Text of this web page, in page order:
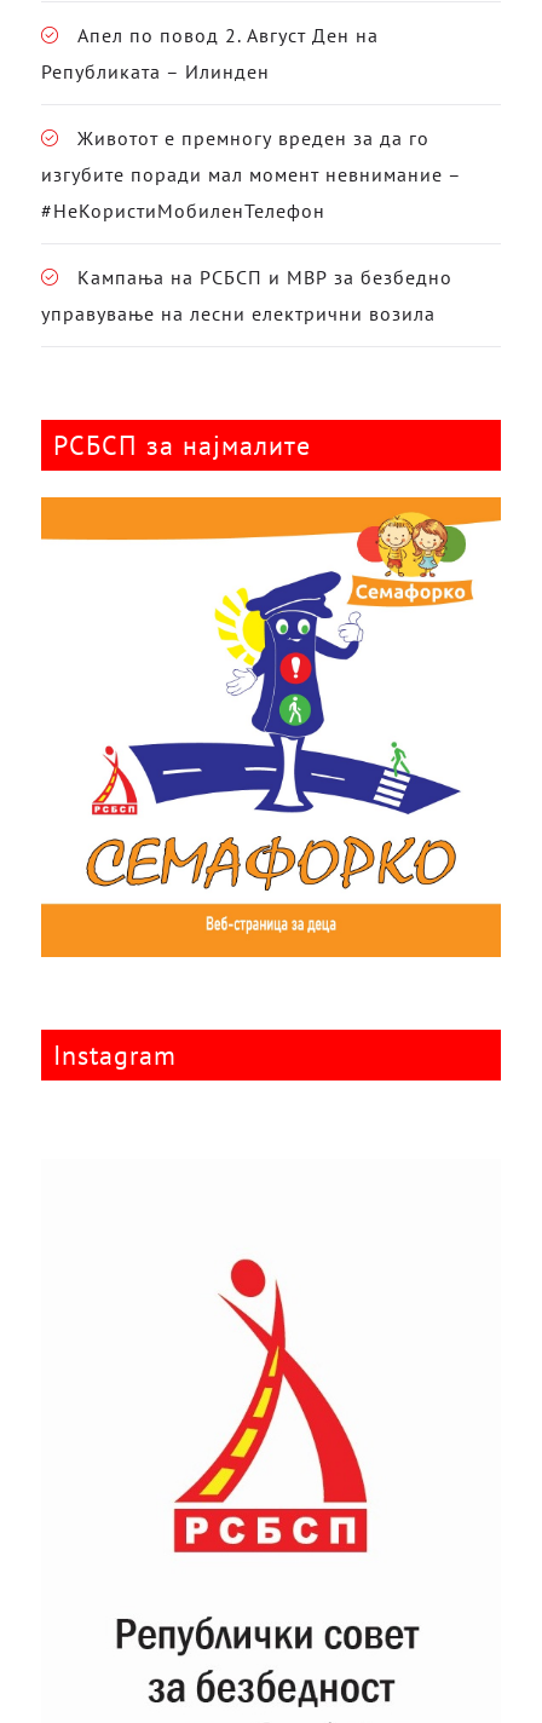
Апел по повод 2. Август Ден на
Републиката – Илинден
Животот е премногу вреден за да го
изгубите поради мал момент невнимание –
#НеКористиМобиленТелефон
Кампања на РСБСП и МВР за безбедно
управување на лесни електрични возила
РСБСП за најмалите
Instagram